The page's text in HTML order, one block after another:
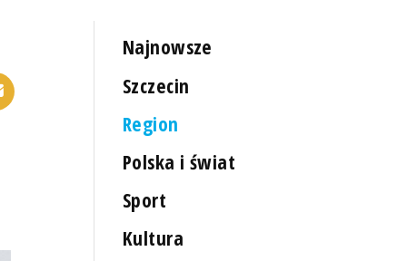
Najnowsze
Szczecin
Region
Polska i świat
Sport
Kultura